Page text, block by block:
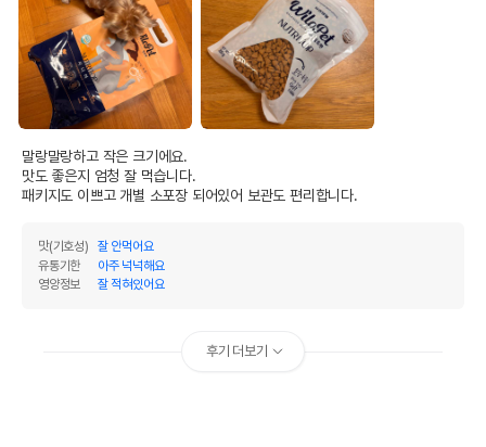
말랑말랑하고 작은 크기에요.
맛도 좋은지 엄청 잘 먹습니다.
패키지도 이쁘고 개별 소포장 되어있어 보관도 편리합니다.
맛(기호성)
잘 안먹어요
유통기한
아주 넉넉해요
영양정보
잘 적혀있어요
후기 더보기